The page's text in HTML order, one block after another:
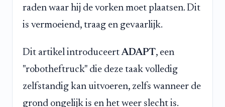
raden waar hij de vorken moet plaatsen. Dit
is vermoeiend, traag en gevaarlijk.
Dit artikel introduceertADAPT, een
"robotheftruck" die deze taak volledig
zelfstandig kan uitvoeren, zelfs wanneer de
grond ongelijk is en het weer slecht is.